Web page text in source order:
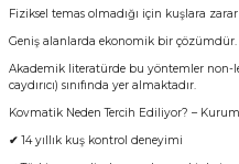
Fiziksel temas olmadığı için kuşlara
Geniş alanlarda ekonomik bir çözümdür.
Akademik literatürde bu yöntemler non-
caydırıcı) sınıfında yer almaktadır.
Kovmatik Neden Tercih Ediliyor? –
✔ 14 yıllık kuş kontrol deneyimi